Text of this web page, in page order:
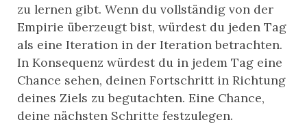
zu lernen gibt. Wenn du vollständig von der
Empirie überzeugt bist, würdest du jeden Tag
als eine Iteration in der Iteration betrachten.
In Konsequenz würdest du in jedem Tag eine
Chance sehen, deinen Fortschritt in Richtung
deines Ziels zu begutachten. Eine Chance,
deine nächsten Schritte festzulegen.